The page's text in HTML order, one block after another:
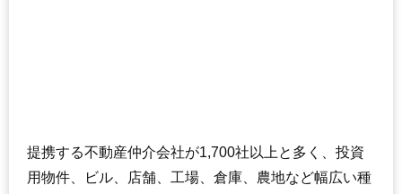
提携する不動産仲介会社が1,700社以上と多く、投資
用物件、ビル、店舗、工場、倉庫、農地など幅広い種